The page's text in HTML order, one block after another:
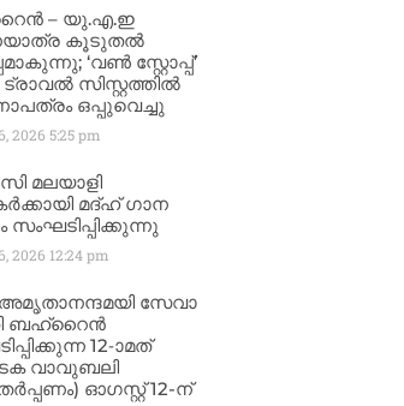
– യു.എ.ഇ
കൂടുതൽ
‘വൺ സ്റ്റോപ്പ്’
സിസ്റ്റത്തിൽ
ഒപ്പുവെച്ചു
2026 5:25 pm
മലയാളി
മദ്ഹ് ഗാന
സംഘടിപ്പിക്കുന്നു
2026 12:24 pm
അമൃതാനന്ദമയി സേവാ
ബഹ്‌റൈൻ
12-ാമത്
വാവുബലി
ഓഗസ്റ്റ് 12-ന്